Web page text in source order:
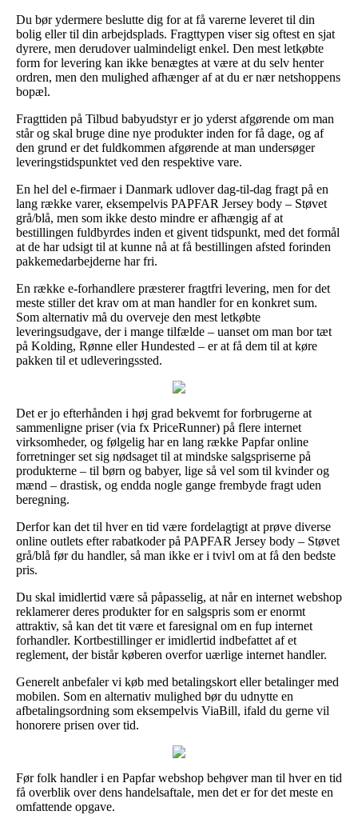
Du bør ydermere beslutte dig for at få varerne leveret til din
bolig eller til din arbejdsplads. Fragttypen viser sig oftest en sjat
dyrere, men derudover ualmindeligt enkel. Den mest letkøbte
form for levering kan ikke benægtes at være at du selv henter
ordren, men den mulighed afhænger af at du er nær netshoppens
bopæl.
Fragttiden på Tilbud babyudstyr er jo yderst afgørende om man
står og skal bruge dine nye produkter inden for få dage, og af
den grund er det fuldkommen afgørende at man undersøger
leveringstidspunktet ved den respektive vare.
En hel del e-firmaer i Danmark udlover dag-til-dag fragt på en
lang række varer, eksempelvis PAPFAR Jersey body – Støvet
grå/blå, men som ikke desto mindre er afhængig af at
bestillingen fuldbyrdes inden et givent tidspunkt, med det formål
at de har udsigt til at kunne nå at få bestillingen afsted forinden
pakkemedarbejderne har fri.
En række e-forhandlere præsterer fragtfri levering, men for det
meste stiller det krav om at man handler for en konkret sum.
Som alternativ må du overveje den mest letkøbte
leveringsudgave, der i mange tilfælde – uanset om man bor tæt
på Kolding, Rønne eller Hundested – er at få dem til at køre
pakken til et udleveringssted.
Det er jo efterhånden i høj grad bekvemt for forbrugerne at
sammenligne priser (via fx PriceRunner) på flere internet
virksomheder, og følgelig har en lang række Papfar online
forretninger set sig nødsaget til at mindske salgspriserne på
produkterne – til børn og babyer, lige så vel som til kvinder og
mænd – drastisk, og endda nogle gange frembyde fragt uden
beregning.
Derfor kan det til hver en tid være fordelagtigt at prøve diverse
online outlets efter rabatkoder på PAPFAR Jersey body – Støvet
grå/blå før du handler, så man ikke er i tvivl om at få den bedste
pris.
Du skal imidlertid være så påpasselig, at når en internet webshop
reklamerer deres produkter for en salgspris som er enormt
attraktiv, så kan det tit være et faresignal om en fup internet
forhandler. Kortbestillinger er imidlertid indbefattet af et
reglement, der bistår køberen overfor uærlige internet handler.
Generelt anbefaler vi køb med betalingskort eller betalinger med
mobilen. Som en alternativ mulighed bør du udnytte en
afbetalingsordning som eksempelvis ViaBill, ifald du gerne vil
honorere prisen over tid.
Før folk handler i en Papfar webshop behøver man til hver en tid
få overblik over dens handelsaftale, men det er for det meste en
omfattende opgave.